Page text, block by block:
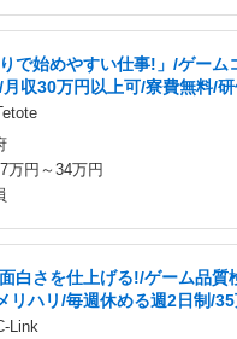
りで始めやすい仕事!」/ゲー
収30万円以上可/寮費無料/
万円～34万円
白さを仕上げる!/ゲーム品質
リハリ/毎週休める週2日制/
Link